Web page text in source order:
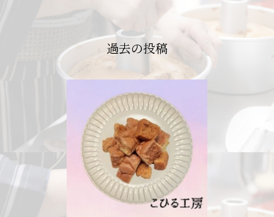
過去の投稿